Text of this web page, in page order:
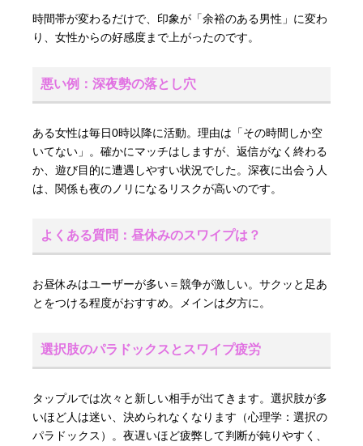
時間帯が変わるだけで、印象が「余裕のある男性」に変わ
り、女性からの好感度まで上がったのです。
悪い例：深夜勢の落とし穴
ある女性は毎日0時以降に活動。理由は「その時間しか空
いてない」。確かにマッチはしますが、返信がなく終わる
か、遊び目的に遭遇しやすい状況でした。深夜に出会う人
は、関係も夜のノリになるリスクが高いのです。
よくある質問：昼休みのスワイプは？
お昼休みはユーザーが多い＝競争が激しい。サクッと足あ
とをつける程度がおすすめ。メインは夕方に。
選択肢のパラドックスとスワイプ疲労
タップルでは次々と新しい相手が出てきます。選択肢が多
いほど人は迷い、決められなくなります（心理学：選択の
パラドックス）。夜遅いほど疲弊して判断が鈍りやすく、